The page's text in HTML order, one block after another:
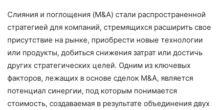
Слияния и поглощения (M&A) стали распространенной
стратегией для компаний, стремящихся расширить свое
присутствие на рынке, приобрести новые технологии
или продукты, добиться снижения затрат или достичь
других стратегических целей. Одним из ключевых
факторов, лежащих в основе сделок M&A, является
потенциал синергии, под которым понимается
стоимость, создаваемая в результате объединения двух